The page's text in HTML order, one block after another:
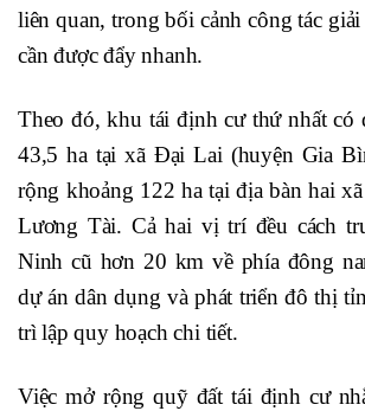
liên quan, trong bối cảnh công tác
cần được đẩy nhanh.
Theo đó, khu tái định cư thứ nhất có
43,5 ha tại xã Đại Lai (huyện Gia
rộng khoảng 122 ha tại địa bàn hai
Lương Tài. Cả hai vị trí đều cách
Ninh cũ hơn 20 km về phía đông
dự án dân dụng và phát triển đô thị
trì lập quy hoạch chi tiết.
Việc mở rộng quỹ đất tái định cư